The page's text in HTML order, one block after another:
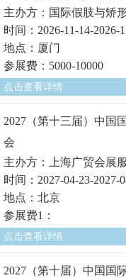
主办方：国际假肢与矫
时间：2026-11-14-2026-
地点：厦门
参展费：5000-10000
点击查看详情
2027（第十三届）中国
会
主办方：上海广贸会展
时间：2027-04-23-2027-
地点：北京
参展费1：
点击查看详情
2027（第十届）中国国